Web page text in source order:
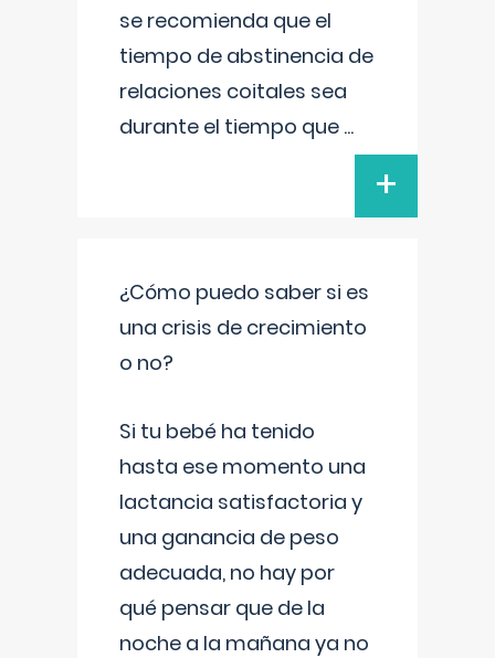
se recomienda que el
tiempo de abstinencia de
relaciones coitales sea
durante el tiempo que ...
+
¿Cómo puedo saber si es
una crisis de crecimiento
o no?
Si tu bebé ha tenido
hasta ese momento una
lactancia satisfactoria y
una ganancia de peso
adecuada, no hay por
qué pensar que de la
noche a la mañana ya no